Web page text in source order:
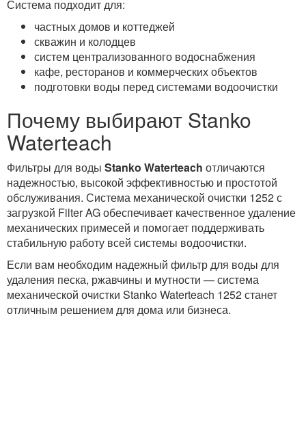
Система подходит для:
частных домов и коттеджей
скважин и колодцев
систем централизованного водоснабжения
кафе, ресторанов и коммерческих объектов
подготовки воды перед системами водоочистки
Почему выбирают Stanko
Waterteach
Фильтры для воды Stanko Waterteach отличаются
надежностью, высокой эффективностью и простотой
обслуживания. Система механической очистки 1252 с
загрузкой Filter AG обеспечивает качественное удаление
механических примесей и помогает поддерживать
стабильную работу всей системы водоочистки.
Если вам необходим надежный фильтр для воды для
удаления песка, ржавчины и мутности — система
механической очистки Stanko Waterteach 1252 станет
отличным решением для дома или бизнеса.